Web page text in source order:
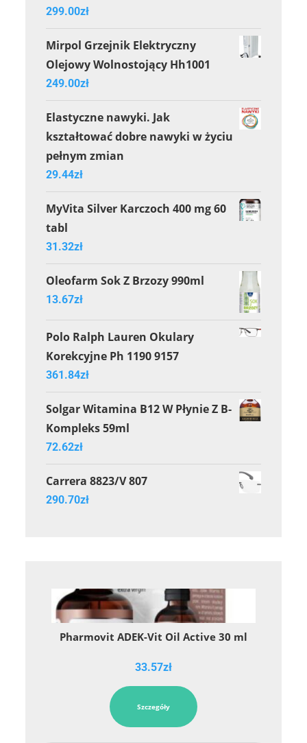
299.00zł
Mirpol Grzejnik Elektryczny
Olejowy Wolnostojący Hh1001
249.00zł
Elastyczne nawyki. Jak
kształtować dobre nawyki w życiu
pełnym zmian
29.44zł
MyVita Silver Karczoch 400 mg 60
tabl
31.32zł
Oleofarm Sok Z Brzozy 990ml
13.67zł
Polo Ralph Lauren Okulary
Korekcyjne Ph 1190 9157
361.84zł
Solgar Witamina B12 W Płynie Z B-
Kompleks 59ml
72.62zł
Carrera 8823/V 807
290.70zł
Pharmovit ADEK-Vit Oil Active 30 ml
33.57zł
Szczegóły